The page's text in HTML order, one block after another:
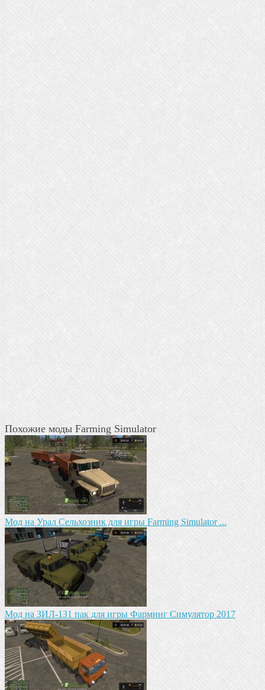
Похожие моды Farming Simulator
Мод на Урал Сельхозник для игры Farming Simulator ...
Mод на ЗИЛ-1З1 пак для игры Фарминг Симулятор 2017